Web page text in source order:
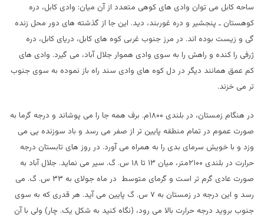
ساحه کابل می توان وادی های کوهی متعدد از آن میان: وادی کابل، دره
کوهستان ـ پنجشیر و دره غوربند، دید. این جا از گذشته های دور محل زنده
گی و زیست بوده اند. در مرز جنوب غربی کوه های کابل، دریای کابل، دره
ژرفی را کنده و راهش را به سوی وادی هموار جلال آباد، می گیرد. وادی های
کم عمق همانند دیگر در دل کوه های وادی سند راه باز نموده به سوی جنوب
تر می خزند.
در هنگام زمستان، در بلندی ۱۸۰۰م. برف همه جا را می پوشاند و درجه گرما به
صورت عموم در تمام منطقه پایین تر از صفر می رسد و باد سوزنده یی می
وزد و با خویش سرمای بدی را به همراه می آورد. در روز های تابستان درجه
حرارت در بلندی ۲۱۰۰متر، میان ۱۳ تا ۱۸ س. گ. سیر می نماید. جلال آباد به
صورت عادی گرم تر است و گرمای متوسط در ماه جولای به ۳۳ س. گ. می
رسد و این درجه در زمستان به ۷ س. گ پایین می آید. هر قدری که به سوی
جنوب بروید درجه حرارت بالا می رود، (نگاه کنید به شکل یک. چار) ولی با آن